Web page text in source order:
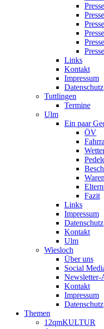
Links
Kontakt
Impressum
Datenschutz
Tuttlingen
Termine
Ulm
Ein paar
ÖV
Fazit
Links
Impressum
Datenschutz
Kontakt
Ulm
Wiesloch
Über uns
Social
Newsletter-
Kontakt
Impressum
Datenschutz
Themen
12qmKULTUR